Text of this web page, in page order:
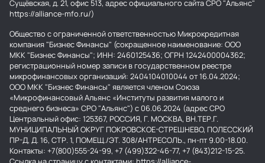
Сущёвская, д. 21, офис 513, адрес официального сайта СРО "Альянс"
https://alliance-mfo.ru/)
Общество с ограниченной ответственностью Микрокредитная
компания "Бизнес Финансы" (сокращенное наименование: ООО
МКК "Бизнес Финансы"; ИНН: 2460125436; ОГРН 1242400004362;
регистрационный номер записи в государственном реестре
микрофинансовых организаций: 2404104010044 от 16.04.2024;
ООО МКК "Бизнес Финансы" является членом Союза
«Микрофинансовый Альянс «Институты развития малого и
среднего бизнеса» СРО "Альянс") с 06.06.2024 (адрес СРО
Центральный офис: 125367, РОССИЯ, Г. МОСКВА, ВН.ТЕР.Г.
МУНИЦИПАЛЬНЫЙ ОКРУГ ПОКРОВСКОЕ-СТРЕШНЕВО, ПОЛЕССКИЙ
ПР-Д, Д. 16, СТР. 1, ПОМЕЩ./ЭТ. 308/АНТРЕСОЛЬ., пн-пт 9.00-18.00.
Контакты: +7(800)555-24-99, +7 (499)322-46-77, +7 (843)212-15-25.